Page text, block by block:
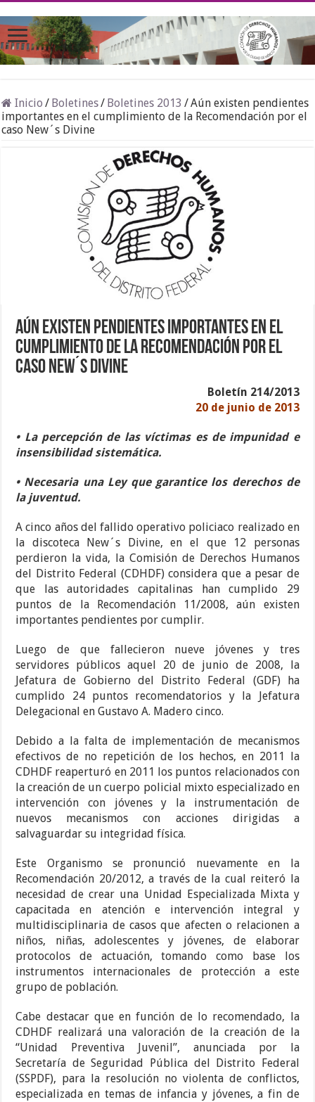
Inicio / Boletines/ Boletines 2013 /Aún existen pendientes
importantes en el cumplimiento de la Recomendación por el
caso New´s Divine
Aún existen pendientes importantes en el
cumplimiento de la Recomendación por el
caso New´s Divine
Boletín 214/2013
20 de junio de 2013
• La percepción de las víctimas es de impunidad e
insensibilidad sistemática.
• Necesaria una Ley que garantice los derechos de
la juventud.
A cinco años del fallido operativo policiaco realizado en
la discoteca New´s Divine, en el que 12 personas
perdieron la vida, la Comisión de Derechos Humanos
del Distrito Federal (CDHDF) considera que a pesar de
que las autoridades capitalinas han cumplido 29
puntos de la Recomendación 11/2008, aún existen
importantes pendientes por cumplir.
Luego de que fallecieron nueve jóvenes y tres
servidores públicos aquel 20 de junio de 2008, la
Jefatura de Gobierno del Distrito Federal (GDF) ha
cumplido 24 puntos recomendatorios y la Jefatura
Delegacional en Gustavo A. Madero cinco.
Debido a la falta de implementación de mecanismos
efectivos de no repetición de los hechos, en 2011 la
CDHDF reaperturó en 2011 los puntos relacionados con
la creación de un cuerpo policial mixto especializado en
intervención con jóvenes y la instrumentación de
nuevos mecanismos con acciones dirigidas a
salvaguardar su integridad física.
Este Organismo se pronunció nuevamente en la
Recomendación 20/2012, a través de la cual reiteró la
necesidad de crear una Unidad Especializada Mixta y
capacitada en atención e intervención integral y
multidisciplinaria de casos que afecten o relacionen a
niños, niñas, adolescentes y jóvenes, de elaborar
protocolos de actuación, tomando como base los
instrumentos internacionales de protección a este
grupo de población.
Cabe destacar que en función de lo recomendado, la
CDHDF realizará una valoración de la creación de la
“Unidad Preventiva Juvenil”, anunciada por la
Secretaría de Seguridad Pública del Distrito Federal
(SSPDF), para la resolución no violenta de conflictos,
especializada en temas de infancia y jóvenes, a fin de